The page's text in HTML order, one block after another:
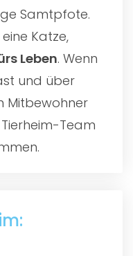
Samtpfote.
Katze,
Leben. Wenn
und über
Mitbewohner
Team